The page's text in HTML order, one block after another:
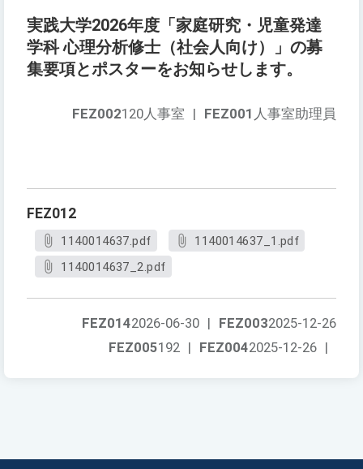
実践大学2026年度「家庭研究・児童発達
学科 心理分析修士（社会人向け）」の募
集要項とポスターをお知らせします。
FEZ001 人事室助理員
FEZ002120人事室 |
FEZ012
1140014637.pdf
1140014637_1.pdf
1140014637_2.pdf
FEZ0032025-12-26
FEZ0142026-06-30 |
FEZ0042025-12-26 |
FEZ005192 |